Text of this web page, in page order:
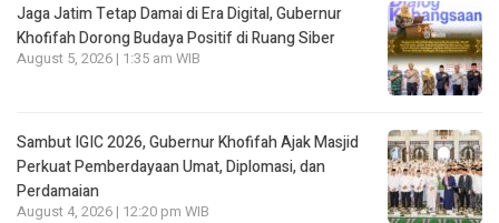
Jaga Jatim Tetap Damai di Era Digital, Gubernur
Khofifah Dorong Budaya Positif di Ruang Siber
August 5, 2026 | 1:35 am WIB
Sambut IGIC 2026, Gubernur Khofifah Ajak Masjid
Perkuat Pemberdayaan Umat, Diplomasi, dan
Perdamaian
August 4, 2026 | 12:20 pm WIB